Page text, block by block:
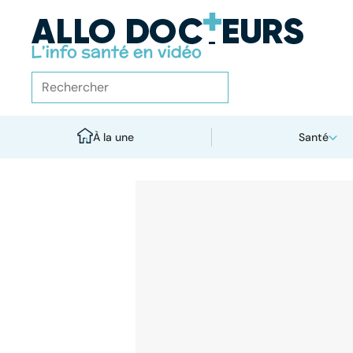
À la une Santé